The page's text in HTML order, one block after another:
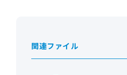
関連ファイル